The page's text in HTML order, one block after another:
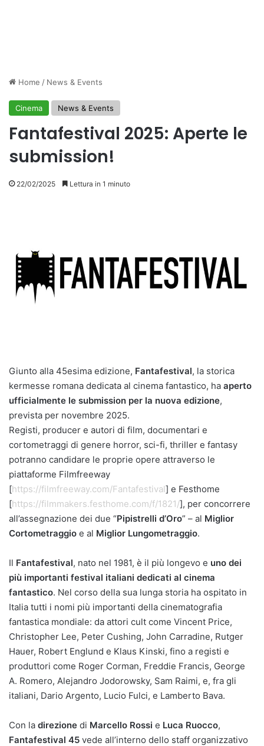
Home / News & Events
Cinema News & Events
Fantafestival 2025: Aperte le
submission!
22/02/2025 Lettura in 1 minuto
Giunto alla 45esima edizione, Fantafestival, la storica
kermesse romana dedicata al cinema fantastico, ha aperto
ufficialmente le submission per la nuova edizione,
prevista per novembre 2025.
Registi, producer e autori di film, documentari e
cortometraggi di genere horror, sci-fi, thriller e fantasy
potranno candidare le proprie opere attraverso le
piattaforme Filmfreeway
[https://filmfreeway.com/Fantafestival] e Festhome
[https://filmmakers.festhome.com/f/1821/], per concorrere
all’assegnazione dei due “Pipistrelli d’Oro” – al Miglior
Cortometraggio e al Miglior Lungometraggio.
Il Fantafestival, nato nel 1981, è il più longevo e uno dei
più importanti festival italiani dedicati al cinema
fantastico. Nel corso della sua lunga storia ha ospitato in
Italia tutti i nomi più importanti della cinematografia
fantastica mondiale: da attori cult come Vincent Price,
Christopher Lee, Peter Cushing, John Carradine, Rutger
Hauer, Robert Englund e Klaus Kinski, fino a registi e
produttori come Roger Corman, Freddie Francis, George
A. Romero, Alejandro Jodorowsky, Sam Raimi, e, fra gli
italiani, Dario Argento, Lucio Fulci, e Lamberto Bava.
Con la direzione di Marcello Rossi e Luca Ruocco,
Fantafestival 45 vede all’interno dello staff organizzativo